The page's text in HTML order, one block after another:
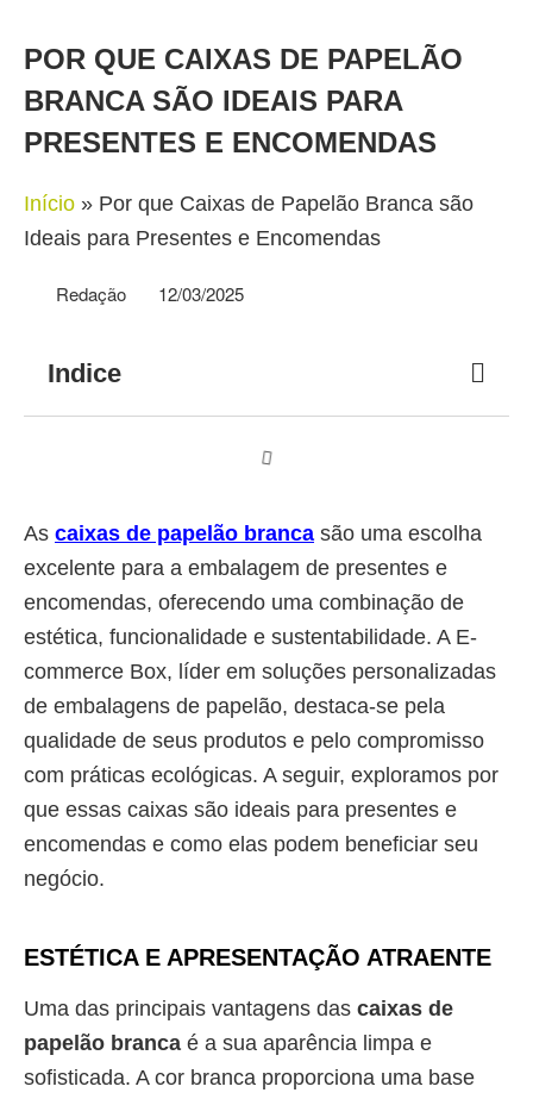
POR QUE CAIXAS DE PAPELÃO
BRANCA SÃO IDEAIS PARA
PRESENTES E ENCOMENDAS
Início » Por que Caixas de Papelão Branca são
Ideais para Presentes e Encomendas
Redação 12/03/2025
Indice
As caixas de papelão branca são uma escolha
excelente para a embalagem de presentes e
encomendas, oferecendo uma combinação de
estética, funcionalidade e sustentabilidade. A E-
commerce Box, líder em soluções personalizadas
de embalagens de papelão, destaca-se pela
qualidade de seus produtos e pelo compromisso
com práticas ecológicas. A seguir, exploramos por
que essas caixas são ideais para presentes e
encomendas e como elas podem beneficiar seu
negócio.
ESTÉTICA E APRESENTAÇÃO ATRAENTE
Uma das principais vantagens das caixas de
papelão branca é a sua aparência limpa e
sofisticada. A cor branca proporciona uma base